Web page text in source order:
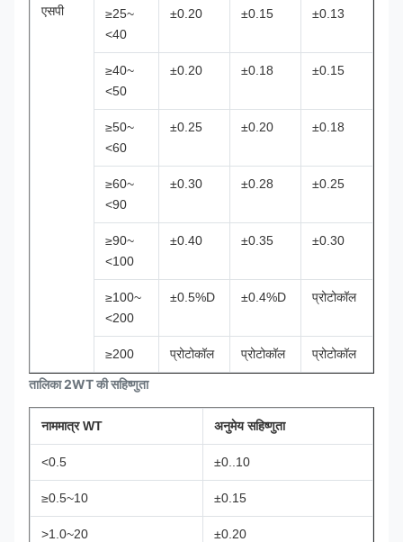
एसपी
≥25~
<40
±0.20 ±0.15 ±0.13
≥40~
<50
±0.20 ±0.18 ±0.15
≥50~
<60
±0.25 ±0.20 ±0.18
≥60~
<90
±0.30 ±0.28 ±0.25
≥90~
<100
±0.40 ±0.35 ±0.30
≥100~
<200
±0.5%D ±0.4%D प्रोटोकॉल
≥200 प्रोटोकॉल प्रोटोकॉल प्रोटोकॉल
तालिका 2WT की सहिष्णुता
नाममात्र WT अनुमेय सहिष्णुता
<0.5 ±0..10
≥0.5~10 ±0.15
>1.0~20 ±0.20